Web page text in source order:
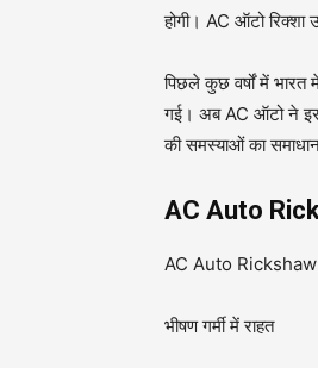
होगी। AC ऑटो रिक्शा
पिछले कुछ वर्षों में भारत
गई। अब AC ऑटो ने इस
की समस्याओं का
AC Auto
AC Auto Rickshaw
भीषण गर्मी में राहत